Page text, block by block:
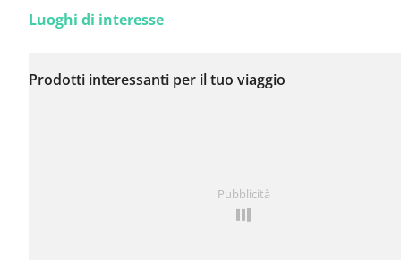
segnalati problemi su
Luoghi di interesse
Prodotti interessanti per il tuo viaggio
Pubblicità